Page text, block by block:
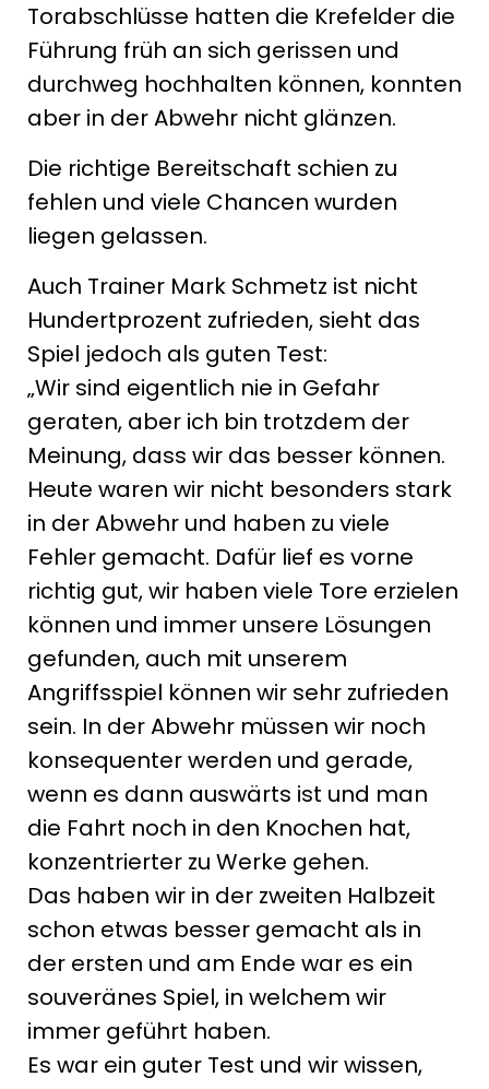
Torabschlüsse hatten die Krefelder die
Führung früh an sich gerissen und
durchweg hochhalten können, konnten
aber in der Abwehr nicht glänzen.
Die richtige Bereitschaft schien zu
fehlen und viele Chancen wurden
liegen gelassen.
Auch Trainer Mark Schmetz ist nicht
Hundertprozent zufrieden, sieht das
Spiel jedoch als guten Test:
„Wir sind eigentlich nie in Gefahr
geraten, aber ich bin trotzdem der
Meinung, dass wir das besser können.
Heute waren wir nicht besonders stark
in der Abwehr und haben zu viele
Fehler gemacht. Dafür lief es vorne
richtig gut, wir haben viele Tore erzielen
können und immer unsere Lösungen
gefunden, auch mit unserem
Angriffsspiel können wir sehr zufrieden
sein. In der Abwehr müssen wir noch
konsequenter werden und gerade,
wenn es dann auswärts ist und man
die Fahrt noch in den Knochen hat,
konzentrierter zu Werke gehen.
Das haben wir in der zweiten Halbzeit
schon etwas besser gemacht als in
der ersten und am Ende war es ein
souveränes Spiel, in welchem wir
immer geführt haben.
Es war ein guter Test und wir wissen,